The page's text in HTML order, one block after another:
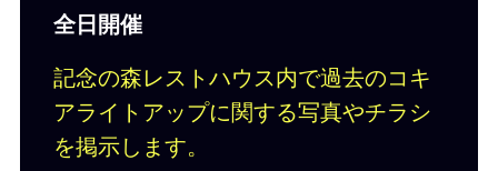
全日開催
記念の森レストハウス内で過去のコキ
アライトアップに関する写真やチラシ
を掲⽰します。